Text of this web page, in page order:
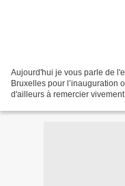
Aujourd'hui je vous parle de
Bruxelles pour l’inauguration
d'ailleurs à remercier